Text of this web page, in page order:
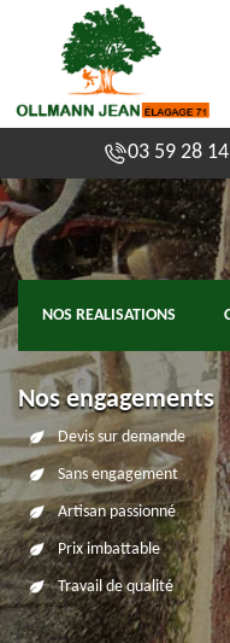
03 59 28
NOS REALISATIONS
Nos engagements
Devis sur demande
Sans engagement
Artisan passionné
Prix imbattable
Travail de qualité